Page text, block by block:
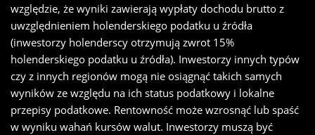
względzie, że wyniki zawierają wypłaty dochodu brutto z
uwzględnieniem holenderskiego podatku u źródła
(inwestorzy holenderscy otrzymują zwrot 15%
holenderskiego podatku u źródła). Inwestorzy innych typów
czy z innych regionów mogą nie osiągnąć takich samych
wyników ze względu na ich status podatkowy i lokalne
przepisy podatkowe. Rentowność może wzrosnąć lub spaść
w wyniku wahań kursów walut. Inwestorzy muszą być